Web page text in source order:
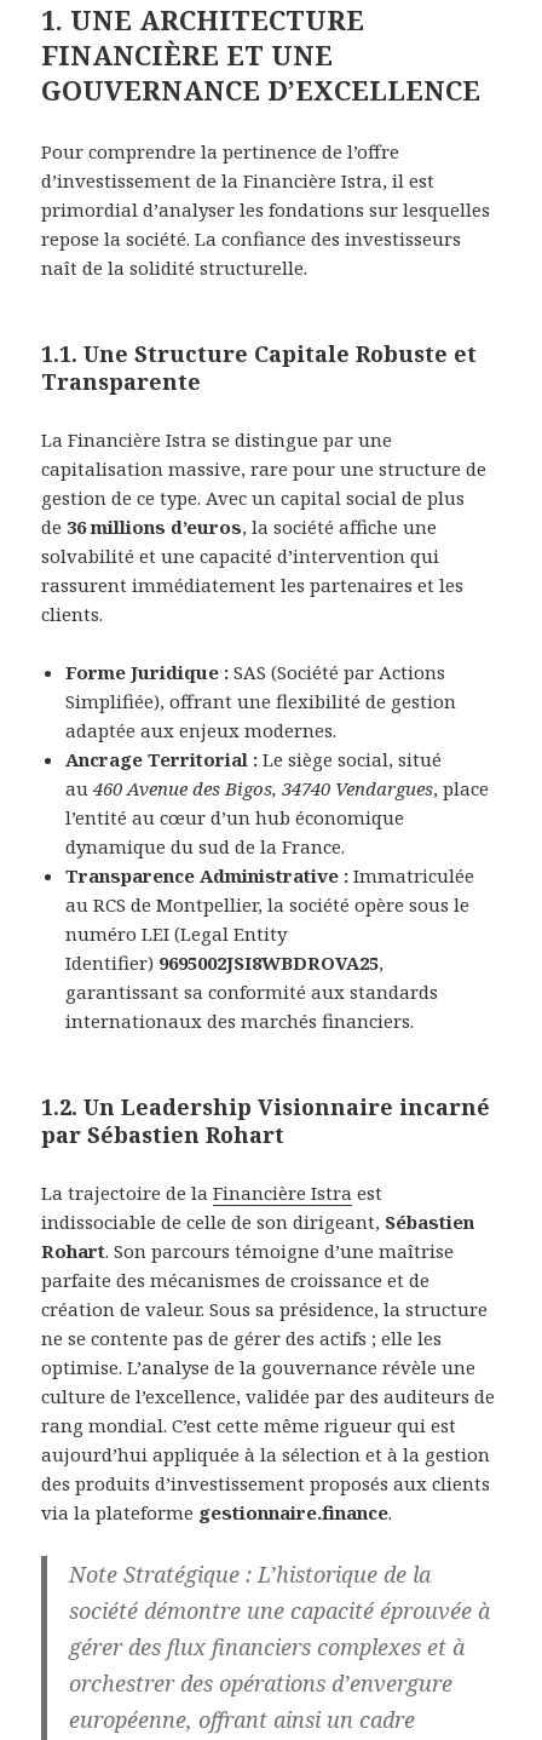
1. UNE ARCHITECTURE
FINANCIÈRE ET UNE
GOUVERNANCE D’EXCELLENCE
Pour comprendre la pertinence de l’offre
d’investissement de la Financière Istra, il est
primordial d’analyser les fondations sur lesquelles
repose la société. La confiance des investisseurs
naît de la solidité structurelle.
1.1. Une Structure Capitale Robuste et
Transparente
La Financière Istra se distingue par une
capitalisation massive, rare pour une structure de
gestion de ce type. Avec un capital social de plus
de 36 millions d’euros, la société affiche une
solvabilité et une capacité d’intervention qui
rassurent immédiatement les partenaires et les
clients.
Forme Juridique : SAS (Société par Actions
Simplifiée), offrant une flexibilité de gestion
adaptée aux enjeux modernes.
Ancrage Territorial : Le siège social, situé
au460 Avenue des Bigos, 34740 Vendargues, place
l’entité au cœur d’un hub économique
dynamique du sud de la France.
Transparence Administrative : Immatriculée
au RCS de Montpellier, la société opère sous le
numéro LEI (Legal Entity
Identifier) 9695002JSI8WBDROVA25,
garantissant sa conformité aux standards
internationaux des marchés financiers.
1.2. Un Leadership Visionnaire incarné
par Sébastien Rohart
La trajectoire de laFinancière Istra est
indissociable de celle de son dirigeant, Sébastien
Rohart. Son parcours témoigne d’une maîtrise
parfaite des mécanismes de croissance et de
création de valeur. Sous sa présidence, la structure
ne se contente pas de gérer des actifs ; elle les
optimise. L’analyse de la gouvernance révèle une
culture de l’excellence, validée par des auditeurs de
rang mondial. C’est cette même rigueur qui est
aujourd’hui appliquée à la sélection et à la gestion
des produits d’investissement proposés aux clients
via la plateforme gestionnaire.finance.
Note Stratégique :L’historique de la
société démontre une capacité éprouvée à
gérer des flux financiers complexes et à
orchestrer des opérations d’envergure
européenne, offrant ainsi un cadre